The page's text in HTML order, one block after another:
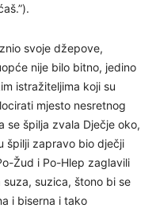
svoje džepove,
nije bilo bitno, jedino
istražiteljima koji su
mjesto nesretnog
se špilja zvala Dječje oko,
špilji zapravo bio dječji
Žud i Po-Hlep zaglavili
suzica, štono bi se
i biserna i tako